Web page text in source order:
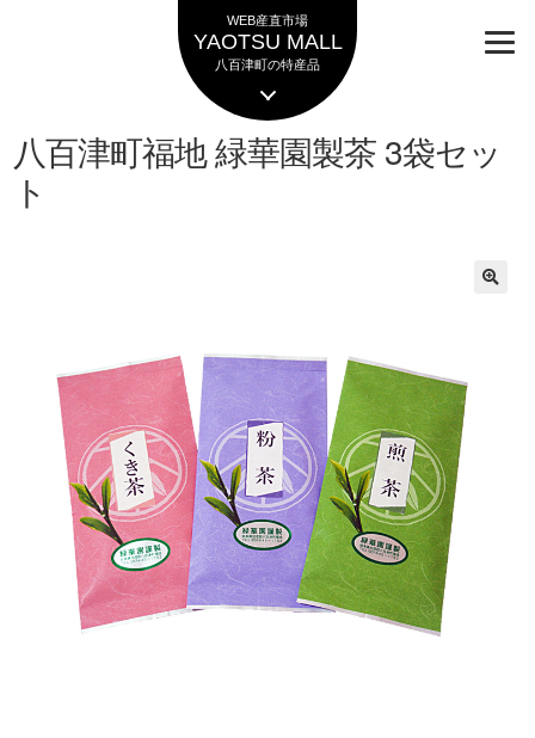
WEB産直市場
YAOTSU MALL
八百津町の特産品
ョ
ン
へ
へ
ス
キ
八百津町福地 緑華園製茶 3袋セッ
ト